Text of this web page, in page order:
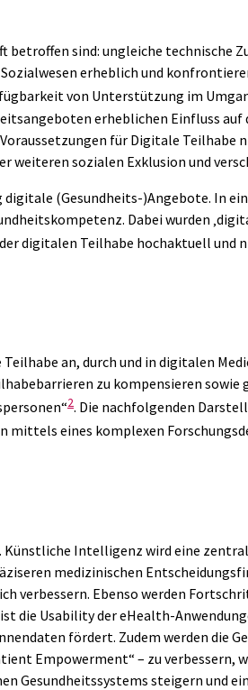
sind: ungleiche
erheblich und
von Unterstützung im
erheblichen Einfluss
für Digitale
weiteren sozialen Exklusion und
(Gesundheits-)Angebote. In
Dabei wurden
digitalen Teilhabe hochaktuell
an, durch und in digitalen
zu kompensieren
2. Die nachfolgenden
mittels eines komplexen
Intelligenz wird eine
medizinischen
verbessern. Ebenso werden
die Usability der eHealth-
fördert. Zudem werden die
Empowerment“ – zu verbessern,
Gesundheitssystems steigern und